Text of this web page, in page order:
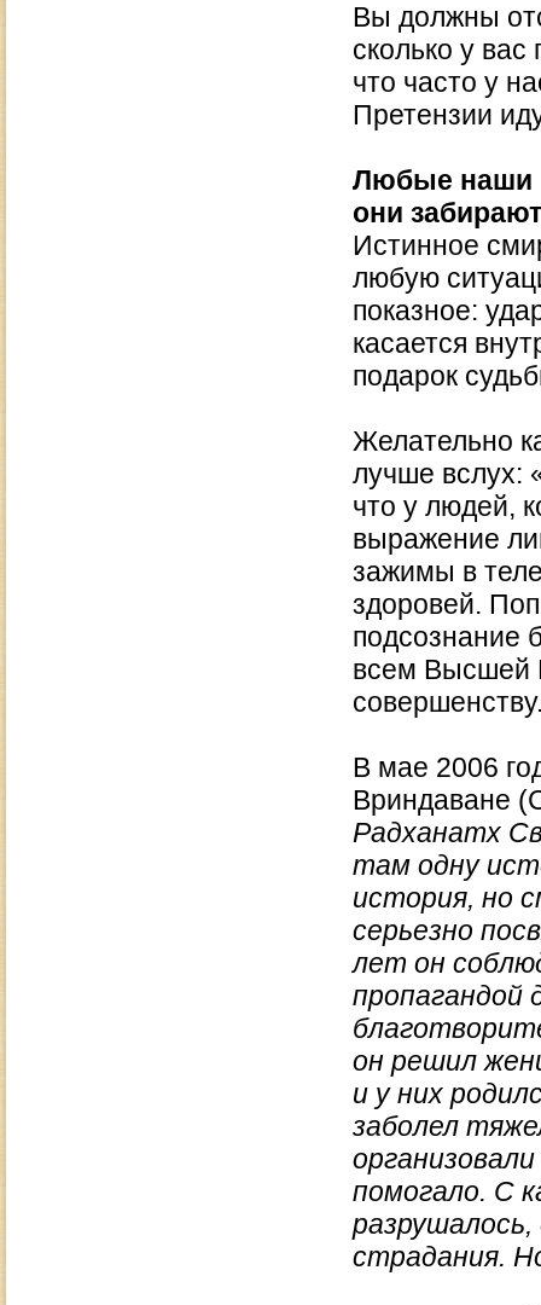
Вы должны
сколько у
что часто у
Претензии
Любые наши
они
Истинное
любую
показное:
касается
подарок
Желательно
лучше вслух:
что у людей,
выражение
зажимы в
здоровей.
подсознание
всем Высшей
В мае 2006
Вриндаване
Радханатх
там одну
история, но
серьезно
лет он
пропагандой
он решил
и у них
заболел
помогало. С
страдания.